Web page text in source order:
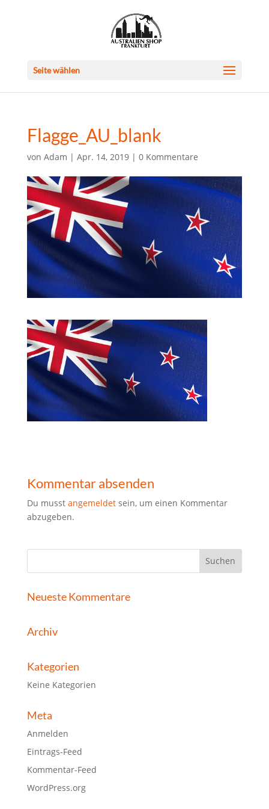
Seite wählen
Flagge_AU_blank
von Adam | Apr. 14, 2019| 0 Kommentare
Kommentar absenden
Du musst angemeldetsein, um einen Kommentar
abzugeben.
Neueste Kommentare
Archiv
Kategorien
Keine Kategorien
Meta
Anmelden
Eintrags-Feed
Kommentar-Feed
WordPress.org